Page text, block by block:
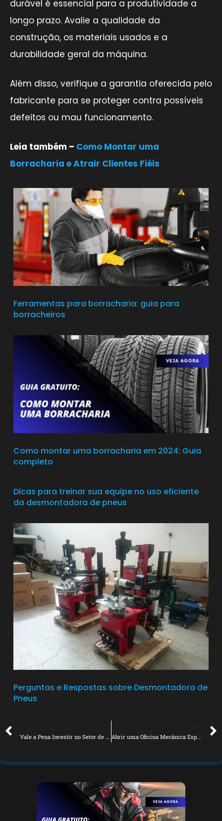
durável é essencial para a produtividade a
longo prazo. Avalie a qualidade da
construção, os materiais usados e a
durabilidade geral da máquina.
Além disso, verifique a garantia oferecida pelo
fabricante para se proteger contra possíveis
defeitos ou mau funcionamento.
Leia também – Como Montar uma
Borracharia e Atrair Clientes Fiéis
Ferramentas para borracharia: guia para
borracheiros
Como montar uma borracharia em 2024: Guia
completo
Dicas para treinar sua equipe no uso eficiente
da desmontadora de pneus
Perguntas e Respostas sobre Desmontadora de
Pneus
Vale a Pena Investir no Setor de Autopeças para Sua Oficina Automotiva? Abrir uma Oficina Mecânica Especializada Vale a Pena Mesmo?